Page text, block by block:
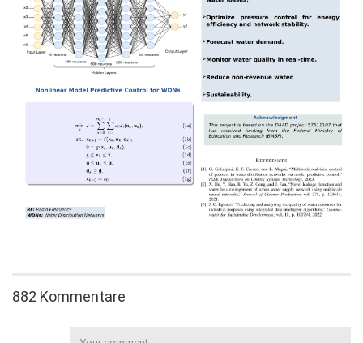
882 Kommentare